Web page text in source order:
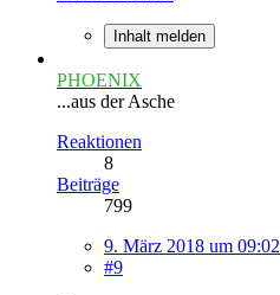
Inhalt melden
PHOENIX
...aus der Asche
Reaktionen
8
Beiträge
799
9. März 2018 um 09:02
#9